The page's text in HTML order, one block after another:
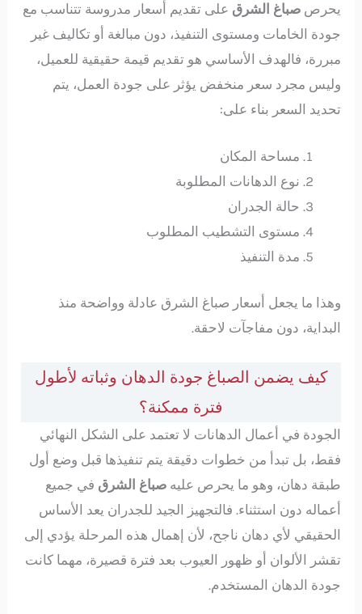
يحرصصباغ الشرق على تقديم أسعار مدروسة تتناسب مع
جودة الخامات ومستوى التنفيذ، دون مبالغة أو تكاليف غير
مبررة، فالهدف الأساسي هو تقديم قيمة حقيقية للعميل،
وليس مجرد سعر منخفض يؤثر على جودة العمل، يتم
تحديد السعر بناء على:
مساحة المكان
نوع الدهانات المطلوبة
حالة الجدران
مستوى التشطيب المطلوب
مدة التنفيذ
وهذا ما يجعل أسعار صباغ الشرق عادلة وواضحة منذ
البداية، دون مفاجآت لاحقة.
كيف يضمن الصباغ جودة الدهان وثباته لأطول
فترة ممكنة؟
الجودة في أعمال الدهانات لا تعتمد على الشكل النهائي
فقط، بل تبدأ من خطوات دقيقة يتم تنفيذها قبل وضع أول
طبقة دهان، وهو ما يحرص عليهصباغ الشرق في جميع
أعماله دون استثناء. فالتجهيز الجيد للجدران يعد الأساس
الحقيقي لأي دهان ناجح، لأن إهمال هذه المرحلة يؤدي إلى
تقشر الألوان أو ظهور العيوب بعد فترة قصيرة، مهما كانت
جودة الدهان المستخدم.